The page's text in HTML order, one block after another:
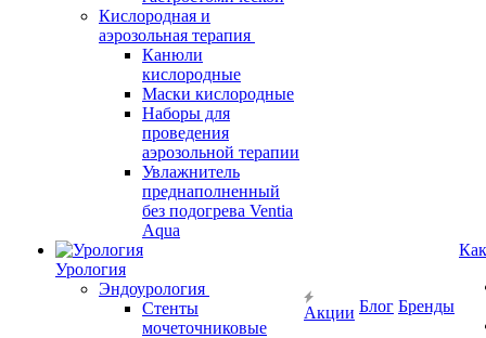
Кислородная и
аэрозольная терапия
Канюли
кислородные
Маски кислородные
Наборы для
проведения
аэрозольной терапии
Увлажнитель
преднаполненный
без подогрева Ventia
Aqua
Урология
Эндоурология
Стенты
мочеточниковые
Акции Блог Бренды